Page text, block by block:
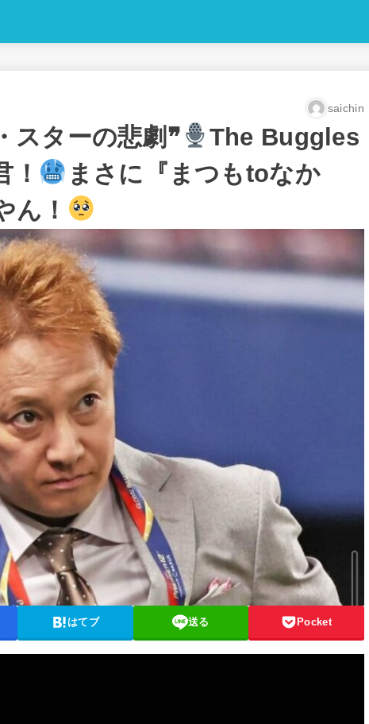
saichin
スターの悲劇❞
The Buggles
まさに『まつもtoなか
ん！
はてブ 送る Pocket